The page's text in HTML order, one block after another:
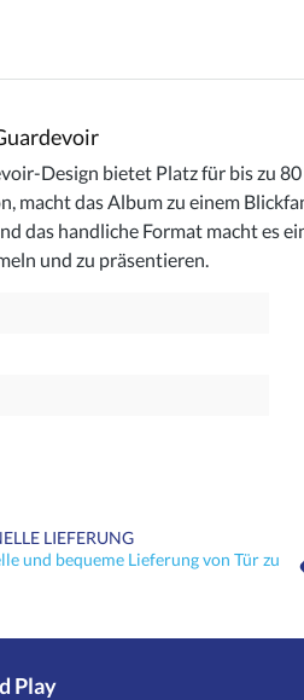
Design bietet Platz für bis zu
das Album zu einem
das handliche Format macht es
und zu präsentieren.
LIEFERUNG
und bequeme Lieferung von Tür zu
Play